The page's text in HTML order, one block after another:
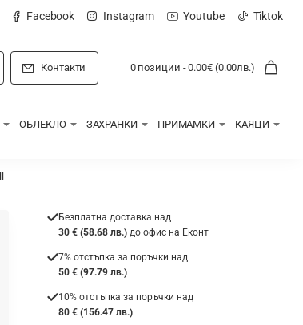
Facebook Instagram Youtube Tiktok
Контакти 0 позиции - 0.00€ (0.00лв.)
ОБЛЕКЛО ЗАХРАНКИ ПРИМАМКИ КАЯЦИ
Безплатна доставка над
30 € (58.68 лв.) до офис на Еконт
7% отстъпка за поръчки над
50 € (97.79 лв.)
10% отстъпка за поръчки над
80 € (156.47 лв.)